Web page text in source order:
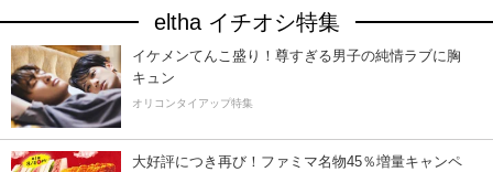
eltha イチオシ特集
イケメンてんこ盛り！尊すぎる男子の純情ラブに胸
キュン
オリコンタイアップ特集
大好評につき再び！ファミマ名物45％増量キャンペ